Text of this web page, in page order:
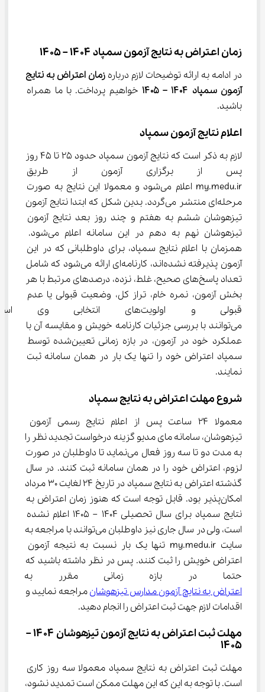
زمان اعتراض به نتایج آزمون سمپاد ۱۴۰۴ – ۱۴۰۵
در ادامه به ارائه توضیحات لازم درباره زمان اعتراض به نتایج
آزمون سمپاد ۱۴۰۴ – ۱۴۰۵
خواهیم پرداخت. با ما همراه
باشید.
اعلام نتایج آزمون سمپاد
لازم به ذکر است که نتایج آزمون سمپاد حدود 25 تا 45 روز
پس از برگزاری آزمون از طریق
my.medu.ir اعلام می‌شود و معمولا این نتایج به صورت
مرحله‌ای منتشر می‌گردد. بدین شکل که ابتدا نتایج آزمون
تیزهوشان ششم به هفتم و چند روز بعد نتایج آزمون
تیزهوشان نهم به دهم در این سامانه اعلام می‌شود.
همزمان با اعلام نتایج سمپاد، برای داوطلبانی که در این
آزمون پذیرفته نشده‌اند، کارنامه‌ای ارائه می‌شود که شامل
تعداد پاسخ‌های صحیح، غلط، نزده، درصدهای مرتبط با هر
بخش آزمون، نمره خام، تراز کل، وضعیت قبولی یا عدم
قبولی و اولویت‌های
می‌توانند با بررسی جزئیات کارنامه خویش و مقایسه آن با
عملکرد خود در آزمون، در بازه زمانی تعیین‌شده توسط
سمپاد اعتراض خود را تنها یک بار در همان سامانه ثبت
نمایند.
شروع مهلت اعتراض به نتایج سمپاد
معمولا 24 ساعت پس از اعلام نتایج رسمی آزمون
تیزهوشان، سامانه مای مدیو گزینه درخواست تجدید نظر را
به مدت دو تا سه روز فعال می‌نماید تا داوطلبان در صورت
لزوم، اعتراض خود را در همان سامانه ثبت کنند. در سال
گذشته اعتراض به نتایج سمپاد در تاریخ 24 لغایت 30 مرداد
امکان‌پذیر بود. قابل توجه است که هنوز زمان اعتراض به
نتایج سمپاد برای سال تحصیلی 1404 – 1405 اعلام نشده
است، ولی در سال جاری نیز داوطلبان می‌توانند با مراجعه به
سایت my.medu.ir تنها یک بار نسبت به نتیجه آزمون
اعتراض خویش را ثبت کنند. پس در نظر داشته باشید که
حتما در بازه زمانی مقرر به
اعتراض به نتایج آزمون مدارس تیزهوشان مراجعه نمایید و
اقدامات لازم جهت ثبت اعتراض را انجام دهید.
مهلت ثبت اعتراض به نتایج آزمون تیزهوشان ۱۴۰۴ –
۱۴۰۵
مهلت ثبت اعتراض به نتایج سمپاد معمولا سه روز کاری
است. با توجه به این که این مهلت ممکن است تمدید نشود،